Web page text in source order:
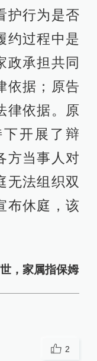
护行为是否
约过程中是
政承担共同
依据；原告
律依据。原
开展了辩
方当事人对
无法组织双
布休庭，该
，家属指保姆
2